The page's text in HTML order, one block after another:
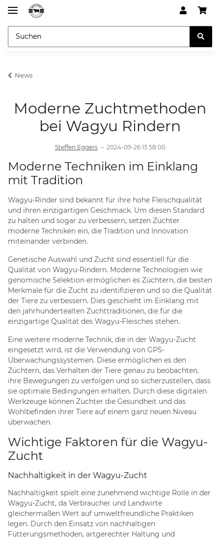
News
Moderne Zuchtmethoden
bei Wagyu Rindern
Steffen Eggers– 2024-09-26 13:58:00
Moderne Techniken im Einklang
mit Tradition
Wagyu-Rinder sind bekannt für ihre hohe Fleischqualität
und ihren einzigartigen Geschmack. Um diesen Standard
zu halten und sogar zu verbessern, setzen Züchter
moderne Techniken ein, die Tradition und Innovation
miteinander verbinden.
Genetische Auswahl und Zucht sind essentiell für die
Qualität von Wagyu-Rindern. Moderne Technologien wie
genomische Selektion ermöglichen es Züchtern, die besten
Merkmale für die Zucht zu identifizieren und so die Qualität
der Tiere zu verbessern. Dies geschieht im Einklang mit
den jahrhundertealten Zuchttraditionen, die für die
einzigartige Qualität des Wagyu-Fleisches stehen.
Eine weitere moderne Technik, die in der Wagyu-Zucht
eingesetzt wird, ist die Verwendung von GPS-
Überwachungssystemen. Diese ermöglichen es den
Züchtern, das Verhalten der Tiere genau zu beobachten,
ihre Bewegungen zu verfolgen und so sicherzustellen, dass
sie optimale Bedingungen erhalten. Durch diese digitalen
Werkzeuge können Züchter die Gesundheit und das
Wohlbefinden ihrer Tiere auf einem ganz neuen Niveau
überwachen.
Wichtige Faktoren für die Wagyu-
Zucht
Nachhaltigkeit in der Wagyu-Zucht
Nachhaltigkeit spielt eine zunehmend wichtige Rolle in der
Wagyu-Zucht, da Verbraucher und Landwirte
gleichermaßen Wert auf umweltfreundliche Praktiken
legen. Durch den Einsatz von nachhaltigen
Fütterungsmethoden, artgerechter Haltung und